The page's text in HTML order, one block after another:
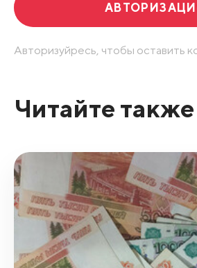
Авторизуйресь, чтобы оставить
Читайте также